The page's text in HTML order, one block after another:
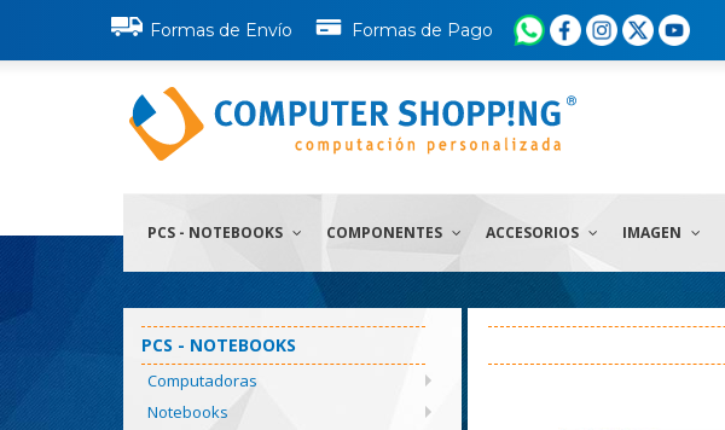
Formas de Envío Formas de Pago
PCS - NOTEBOOKS COMPONENTES ACCESORIOS IMAGEN
PCS - NOTEBOOKS
Computadoras
Notebooks